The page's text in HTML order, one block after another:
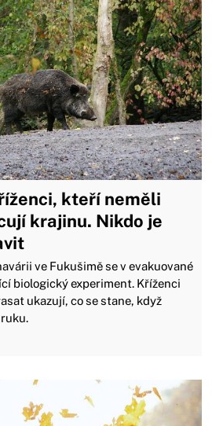
kteří neměli
krajinu. Nikdo je
ve Fukušimě se v evakuované
biologický experiment. Kříženci
ukazují, co se stane, když